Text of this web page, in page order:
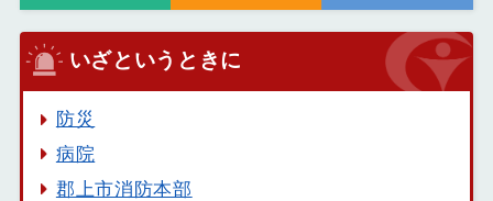
いざというときに
防災
病院
郡上市消防本部